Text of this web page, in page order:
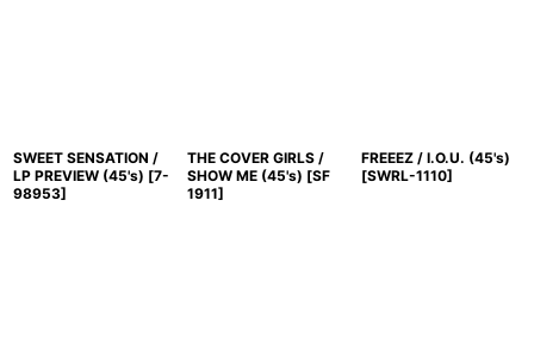
SWEET SENSATION /
LP PREVIEW (45's) [7-
98953]
THE COVER GIRLS /
SHOW ME (45's) [SF
1911]
FREEEZ / I.O.U. (45's)
[SWRL-1110]